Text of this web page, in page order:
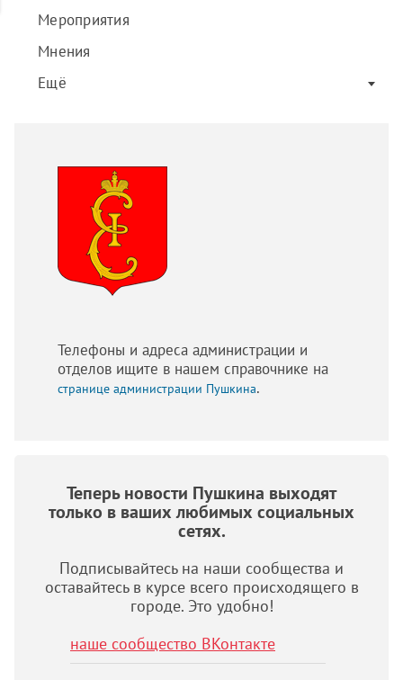
Мероприятия
Мнения
Ещё
Телефоны и адреса администрации и
отделов ищите в нашем справочнике на
странице администрации Пушкина.
Теперь новости Пушкина выходят
только в ваших любимых социальных
сетях.
Подписывайтесь на наши сообщества и
оставайтесь в курсе всего происходящего в
городе. Это удобно!
наше сообщество ВКонтакте